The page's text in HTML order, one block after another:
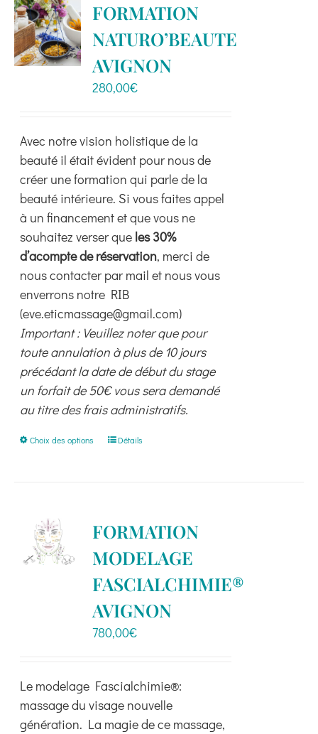
Les
options
peuvent
être
choisies
la
page
du
produit
FORMATION
NATURO’BEAUTE
AVIGNON
280,00€
Avec notre vision holistique de la
beauté il était évident pour nous de
créer une formation qui parle de la
beauté intérieure. Si vous faites appel
à un financement et que vous ne
souhaitez verser que les 30%
d’acompte de réservation, merci de
nous contacter par mail et nous vous
enverrons notre RIB
(eve.eticmassage@gmail.com)
Important : Veuillez noter que pour
toute annulation à plus de 10 jours
précédant la date de début du stage
un forfait de 50€ vous sera demandé
au titre des frais administratifs.
Choix des options
Ce
Les
options
peuvent
être
choisies
sur
du
produit
Détails
FORMATION
MODELAGE
FASCIALCHIMIE®
AVIGNON
780,00€
Le modelage Fascialchimie®:
massage du visage nouvelle
génération. La magie de ce massage,